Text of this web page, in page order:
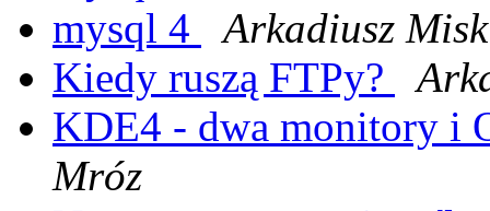
mysql 4
Arkadiusz
Kiedy ruszą FTPy?
KDE4 - dwa monitory i
Mróz